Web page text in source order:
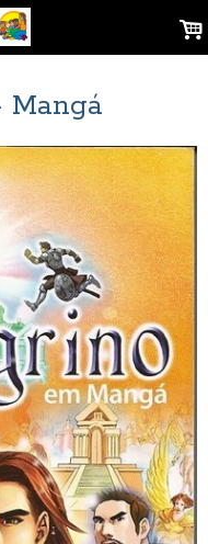
.
Mangá